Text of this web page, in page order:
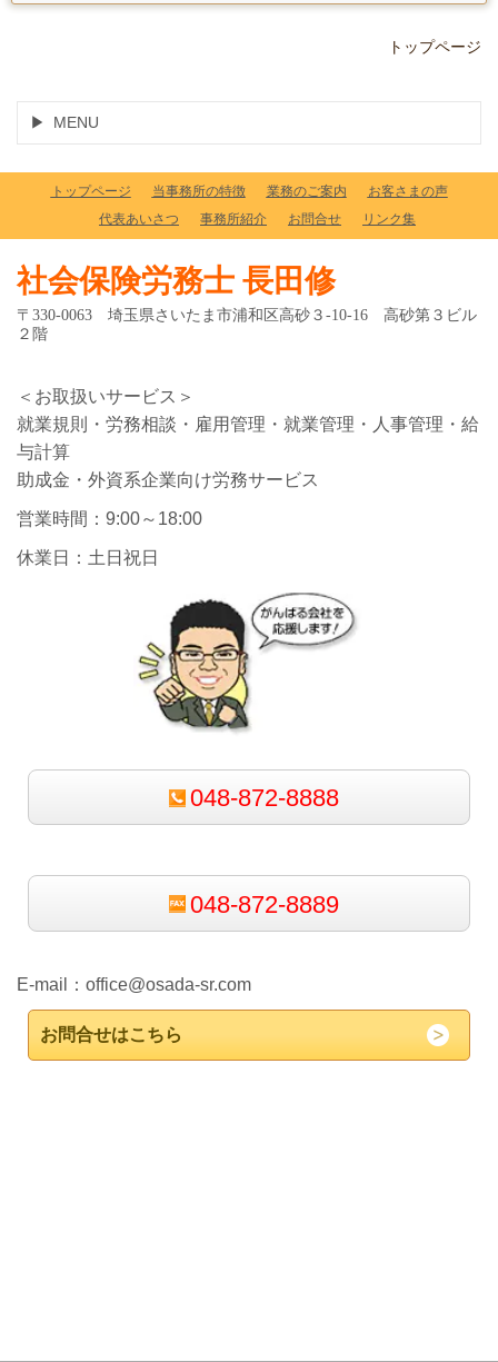
トップページ
MENU
トップページ 当事務所の特徴 業務のご案内
お客さまの声
代表あいさつ
事務所紹介 お問合せ リンク集
社会保険労務士 長田修
〒330-0063 埼玉県さいたま市浦和区高砂３-10-16 高砂第３ビル
２階
＜お取扱いサービス＞
就業規則・労務相談・雇用管理・就業管理・人事管理・給
与計算
助成金・外資系企業向け労務サービス
営業時間：9:00～18:00
休業日：土日祝日
048-872-8888
048-872-8889
E-mail： office@osada-sr.com
お問合せはこちら